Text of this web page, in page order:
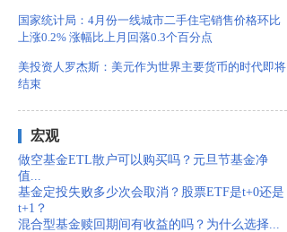
国家统计局：4月份一线城市二手住宅销售价格环比
上涨0.2% 涨幅比上月回落0.3个百分点
美投资人罗杰斯：美元作为世界主要货币的时代即将
结束
宏观
做空基金ETL散户可以购买吗？元旦节基金净
值...
基金定投失败多少次会取消？股票ETF是t+0还是
t+1？
混合型基金赎回期间有收益的吗？为什么选择...